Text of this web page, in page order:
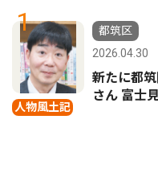
1
人物風土記
都筑区
2026.04.30
新たに都
さん 富士